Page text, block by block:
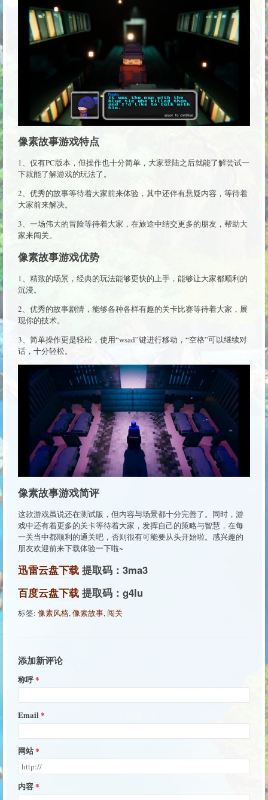
像素故事游戏特点
1、仅有PC版本，但操作也十分简单，大家登陆之后就能了解尝试一
下就能了解游戏的玩法了。
2、优秀的故事等待着大家前来体验，其中还伴有悬疑内容，等待着
大家前来解决。
3、一场伟大的冒险等待着大家，在旅途中结交更多的朋友，帮助大
家来闯关。
像素故事游戏优势
1、精致的场景，经典的玩法能够更快的上手，能够让大家都顺利的
沉浸。
2、优秀的故事剧情，能够各种各样有趣的关卡比赛等待着大家，展
现你的技术。
3、简单操作更是轻松，使用“wsad”键进行移动，“空格”可以继续对
话，十分轻松。
像素故事游戏简评
这款游戏虽说还在测试版，但内容与场景都十分完善了。同时，游
戏中还有着更多的关卡等待着大家，发挥自己的策略与智慧，在每
一关当中都顺利的通关吧，否则很有可能要从头开始啦。感兴趣的
朋友欢迎前来下载体验一下啦~
迅雷云盘下载 提取码：3ma3
百度云盘下载 提取码：g4lu
标签: 像素风格,像素故事, 闯关
添加新评论
称呼
Email
网站
内容